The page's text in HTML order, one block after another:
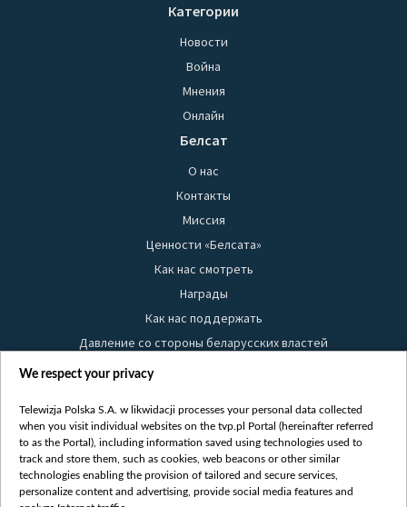
Категории
Новости
Война
Мнения
Онлайн
Белсат
О нас
Контакты
Миссия
Ценности «Белсата»
Как нас смотреть
Награды
Как нас поддержать
Давление со стороны беларусских властей
Правила использования материалов
Безопасность
Youtube
Белсат news
Белсат Life
We respect your privacy
Telewizja Polska S.A. w likwidacji processes your personal data collected
when you visit individual websites on the tvp.pl Portal (hereinafter referred
to as the Portal), including information saved using technologies used to
track and store them, such as cookies, web beacons or other similar
technologies enabling the provision of tailored and secure services,
personalize content and advertising, provide social media features and